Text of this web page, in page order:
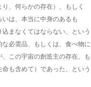
、何らかの存在）、もしく
は、本当に中身のあるも
まなくてはならない、という
必需品、もしくは、食べ物に
この宇宙の創造主の存在、も
も含めて）であった、という